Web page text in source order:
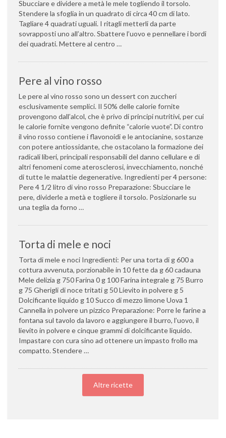
Sbucciare e dividere a metà le mele togliendo il torsolo.
Stendere la sfoglia in un quadrato di circa 40 cm di lato.
Tagliare 4 quadrati uguali. I ritagli metterli da parte
sovrapposti uno all’altro. Sbattere l’uovo e pennellare i bordi
dei quadrati. Mettere al centro …
Pere al vino rosso
Le pere al vino rosso sono un dessert con zuccheri
esclusivamente semplici. Il 50% delle calorie fornite
provengono dall’alcol, che è privo di principi nutritivi, per cui
le calorie fornite vengono definite “calorie vuote”. Di contro
il vino rosso contiene i flavonoidi e le antocianine, sostanze
con potere antiossidante, che ostacolano la formazione dei
radicali liberi, principali responsabili del danno cellulare e di
altri fenomeni come aterosclerosi, invecchiamento, nonché
di tutte le malattie degenerative. Ingredienti per 4 persone:
Pere 4 1/2 litro di vino rosso Preparazione: Sbucciare le
pere, dividerle a metà e togliere il torsolo. Posizionarle su
una teglia da forno …
Torta di mele e noci
Torta di mele e noci Ingredienti: Per una torta di g 600 a
cottura avvenuta, porzionabile in 10 fette da g 60 cadauna
Mele delizia g 750 Farina 0 g 100 Farina integrale g 75 Burro
g 75 Gherigli di noce tritati g 50 Lievito in polvere g 5
Dolcificante liquido g 10 Succo di mezzo limone Uova 1
Cannella in polvere un pizzico Preparazione: Porre le farine a
fontana sul tavolo da lavoro e aggiungere il burro, l’uovo, il
lievito in polvere e cinque grammi di dolcificante liquido.
Impastare con cura sino ad ottenere un impasto frollo ma
compatto. Stendere …
Altre ricette